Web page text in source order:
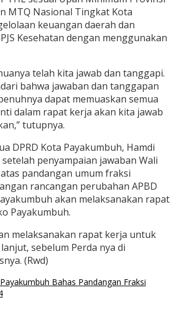
MTQ Nasional Tingkat Kota
keuangan daerah dan
Kesehatan dengan menggunakan
telah kita jawab dan tanggapi.
bahwa jawaban dan tanggapan
dapat memuaskan semua
dalam rapat kerja akan kita jawab
tutupnya.
DPRD Kota Payakumbuh, Hamdi
penyampaian jawaban Wali
pandangan umum fraksi
rancangan perubahan APBD
akan melaksanakan rapat
Payakumbuh.
melaksanakan rapat kerja untuk
sebelum Perda nya di
(Rwd)
Bahas Pandangan Fraksi